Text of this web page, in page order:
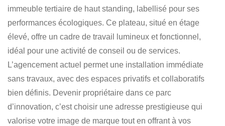
immeuble tertiaire de haut standing, labellisé pour ses
performances écologiques. Ce plateau, situé en étage
élevé, offre un cadre de travail lumineux et fonctionnel,
idéal pour une activité de conseil ou de services.
L’agencement actuel permet une installation immédiate
sans travaux, avec des espaces privatifs et collaboratifs
bien définis. Devenir propriétaire dans ce parc
d’innovation, c’est choisir une adresse prestigieuse qui
valorise votre image de marque tout en offrant à vos